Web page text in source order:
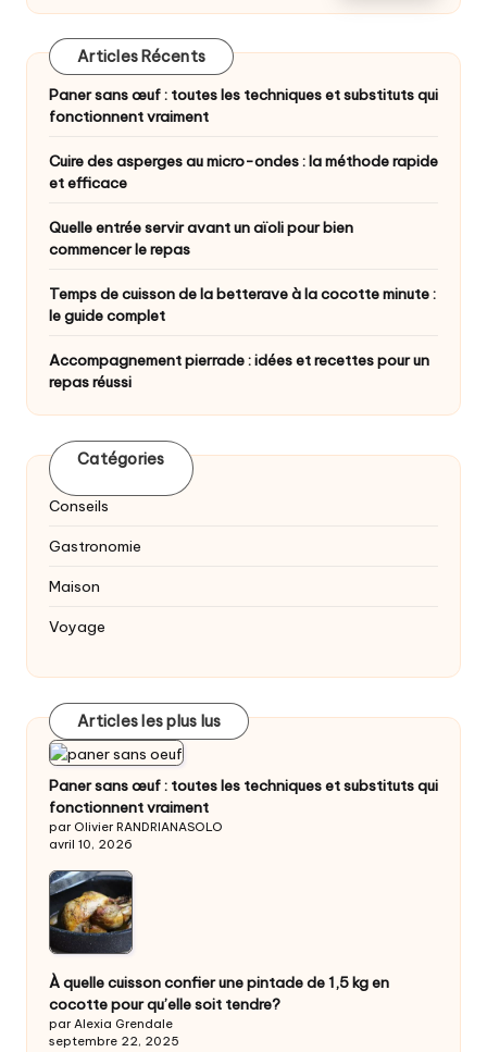
Articles Récents
Paner sans œuf : toutes les techniques et substituts qui
fonctionnent vraiment
Cuire des asperges au micro-ondes : la méthode rapide
et efficace
Quelle entrée servir avant un aïoli pour bien
commencer le repas
Temps de cuisson de la betterave à la cocotte minute :
le guide complet
Accompagnement pierrade : idées et recettes pour un
repas réussi
Catégories
Conseils
Gastronomie
Maison
Voyage
Articles les plus lus
Paner sans œuf : toutes les techniques et substituts qui
fonctionnent vraiment
par Olivier RANDRIANASOLO
avril 10, 2026
À quelle cuisson confier une pintade de 1,5 kg en
cocotte pour qu’elle soit tendre?
par Alexia Grendale
septembre 22, 2025